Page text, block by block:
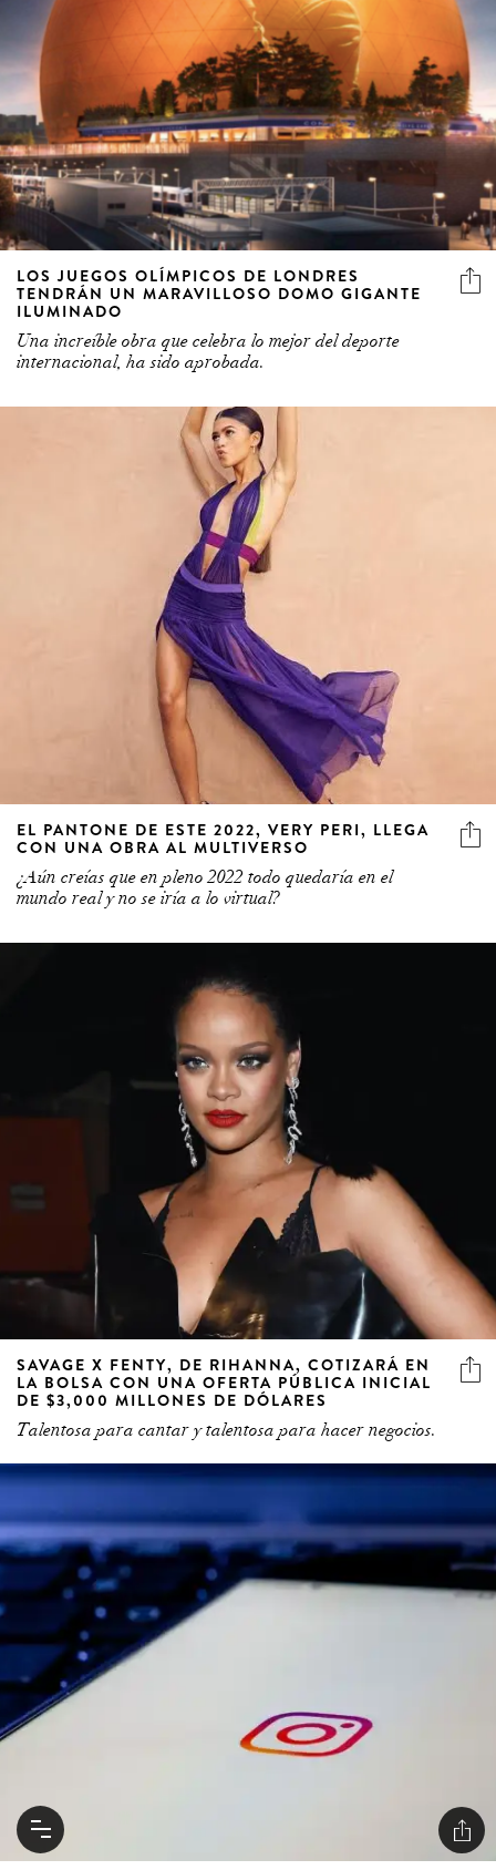
LOS JUEGOS OLÍMPICOS DE LONDRES
TENDRÁN UN MARAVILLOSO DOMO GIGANTE
ILUMINADO
Una increíble obra que celebra lo mejor del deporte
internacional, ha sido aprobada.
EL PANTONE DE ESTE 2022, VERY PERI, LLEGA
CON UNA OBRA AL MULTIVERSO
¿Aún creías que en pleno 2022 todo quedaría en el
mundo real y no se iría a lo virtual?
SAVAGE X FENTY, DE RIHANNA, COTIZARÁ EN
LA BOLSA CON UNA OFERTA PÚBLICA INICIAL
DE $3,000 MILLONES DE DÓLARES
Talentosa para cantar y talentosa para hacer negocios.